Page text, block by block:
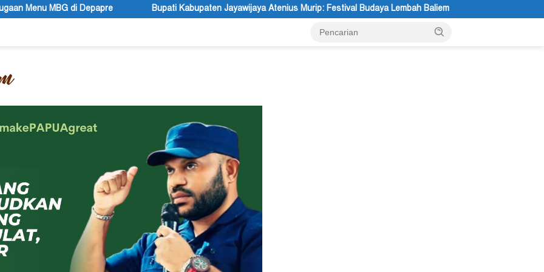
Bupati Kabupaten Jayawijaya Atenius Murip: Festival Budaya Lembah Baliem Dongkrak UMKM Etika Kebajikan